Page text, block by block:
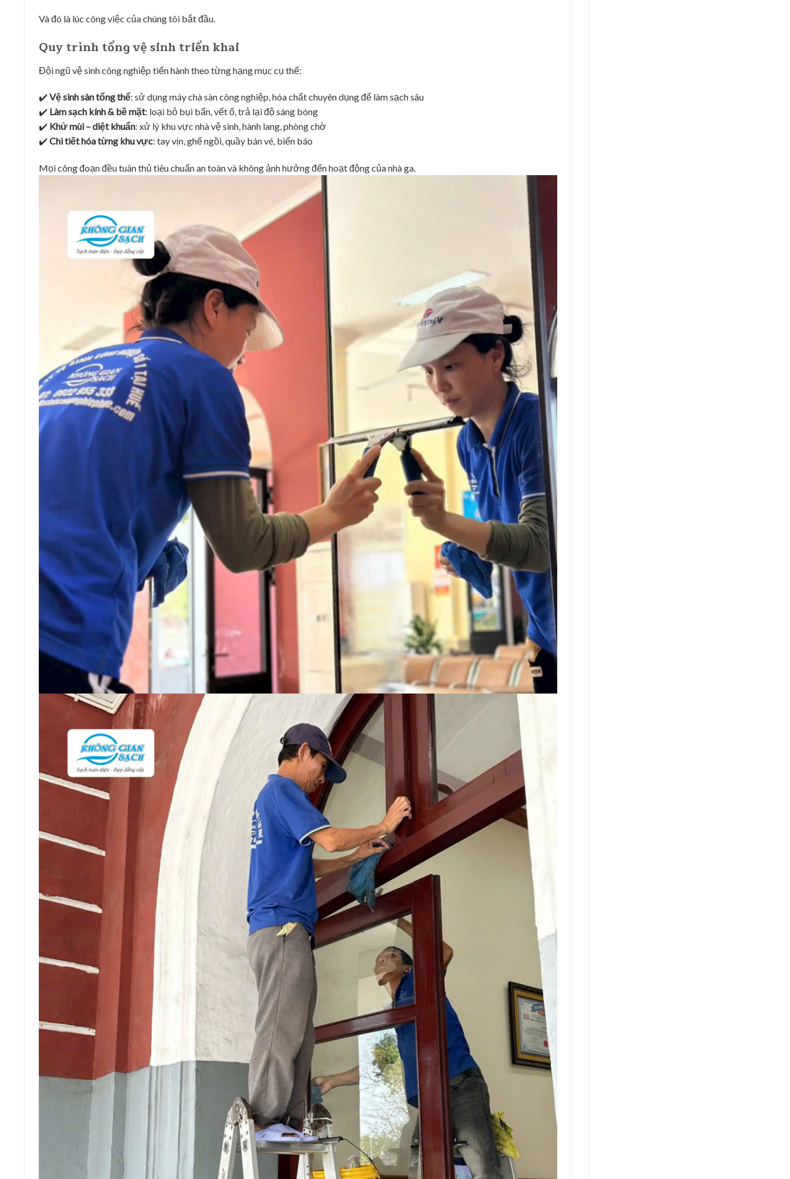
Và đó là lúc công việc của chúng tôi bắt đầu.
Quy trình tổng vệ sinh triển khai
Đội ngũ vệ sinh công nghiệp tiến hành theo từng hạng mục cụ thể:
✔️ Vệ sinh sàn tổng thể: sử dụng máy chà sàn công nghiệp, hóa chất chuyên dụng để làm sạch sâu
✔️ Làm sạch kính & bề mặt: loại bỏ bụi bẩn, vết ố, trả lại độ sáng bóng
✔️ Khử mùi – diệt khuẩn: xử lý khu vực nhà vệ sinh, hành lang, phòng chờ
✔️ Chi tiết hóa từng khu vực: tay vịn, ghế ngồi, quầy bán vé, biển báo
Mọi công đoạn đều tuân thủ tiêu chuẩn an toàn và không ảnh hưởng đến hoạt động của nhà ga.